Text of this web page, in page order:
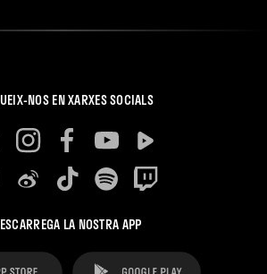
NOS EN XARXES SOCIALS
LA NOSTRA APP